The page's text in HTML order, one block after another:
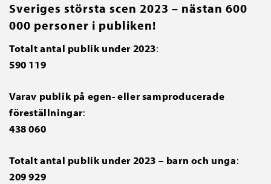
Sveriges största scen 2023 – nästan 600
000 personer i publiken!
Totalt antal publik under 2023:
590 119
Varav publik på egen- eller samproducerade
föreställningar:
438 060
Totalt antal publik under 2023 – barn och unga:
209 929